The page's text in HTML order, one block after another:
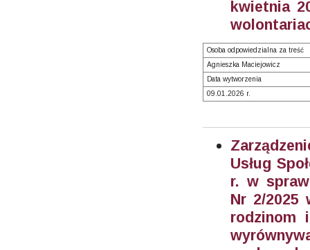
kwietnia
Osoba odpowiedzialna za treść
Agnieszka Maciejowicz
Data wytworzenia
09.01.2026 r.
Usług
r. w
Nr 2/2025
rodzinom